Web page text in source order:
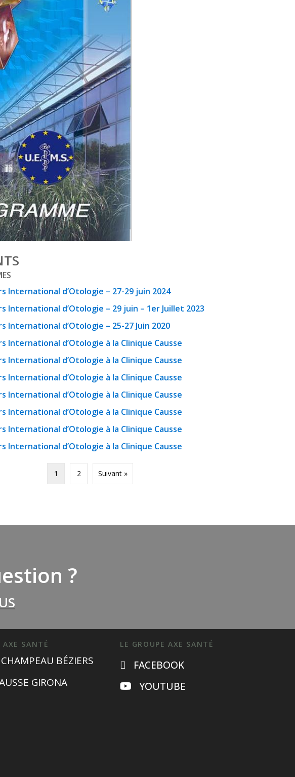
International d’Otologie – 27-29 juin 2024
International d’Otologie – 29 juin – 1er Juillet 2023
International d’Otologie – 25-27 Juin 2020
International d’Otologie à la Clinique Causse
International d’Otologie à la Clinique Causse
International d’Otologie à la Clinique Causse
International d’Otologie à la Clinique Causse
International d’Otologie à la Clinique Causse
International d’Otologie à la Clinique Causse
International d’Otologie à la Clinique Causse
1 2 Suivant »
?
AXE SANTÉ
BÉZIERS
GIRONA
LE GROUPE AXE SANTÉ
FACEBOOK
YOUTUBE